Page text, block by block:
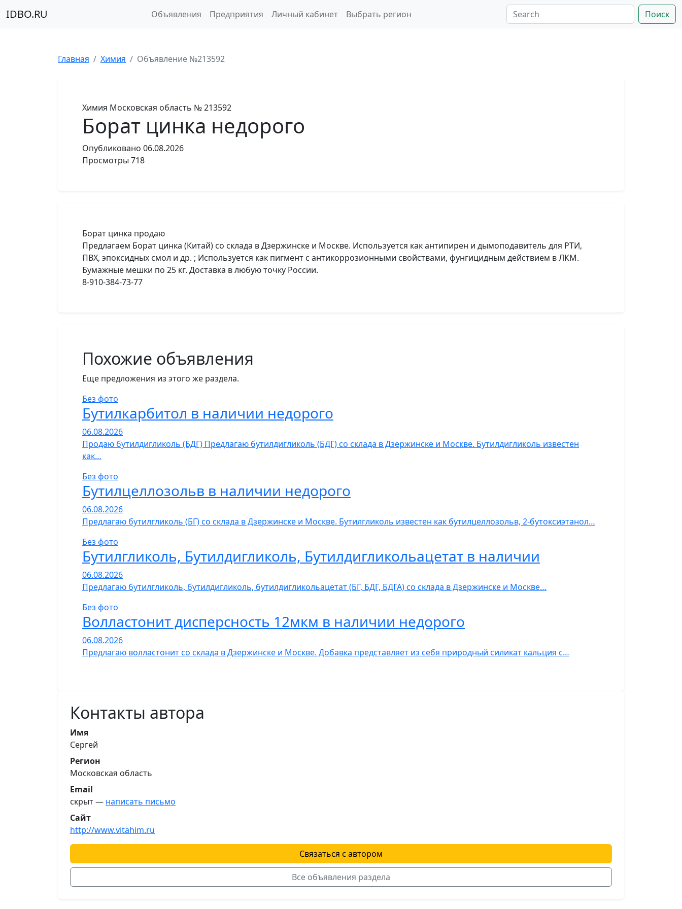
IDBO.RU Объявления Предприятия Личный кабинет Выбрать регион Поиск
Главная Химия Объявление №213592
Химия Московская область № 213592
Борат цинка недорого
Опубликовано 06.08.2026
Просмотры 718
Борат цинка продаю
Предлагаем Борат цинка (Китай) со склада в Дзержинске и Москве. Используется как антипирен и дымоподавитель для РТИ,
ПВХ, эпоксидных смол и др. ; Используется как пигмент с антикоррозионными свойствами, фунгицидным действием в ЛКМ.
Бумажные мешки по 25 кг. Доставка в любую точку России.
8-910-384-73-77
Похожие объявления
Еще предложения из этого же раздела.
Без фото
Бутилкарбитол в наличии недорого
06.08.2026
Продаю бутилдигликоль (БДГ) Предлагаю бутилдигликоль (БДГ) со склада в Дзержинске и Москве. Бутилдигликоль известен
как…
Без фото
Бутилцеллозольв в наличии недорого
06.08.2026
Предлагаю бутилгликоль (БГ) со склада в Дзержинске и Москве. Бутилгликоль известен как бутилцеллозольв, 2-бутоксиэтанол…
Без фото
Бутилгликоль, Бутилдигликоль, Бутилдигликольацетат в наличии
06.08.2026
Предлагаю бутилгликоль, бутилдигликоль, бутилдигликольацетат (БГ, БДГ, БДГА) со склада в Дзержинске и Москве…
Без фото
Волластонит дисперсность 12мкм в наличии недорого
06.08.2026
Предлагаю волластонит со склада в Дзержинске и Москве. Добавка представляет из себя природный силикат кальция с…
Контакты автора
Имя
Сергей
Регион
Московская область
Email
скрыт — написать письмо
Сайт
http://www.vitahim.ru
Связаться с автором
Все объявления раздела